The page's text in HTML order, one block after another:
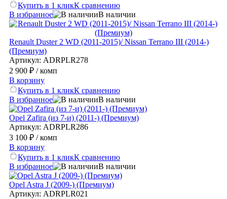
Купить в 1 кликК сравнению
В избранное
В наличии
Renault Duster 2 WD (2011-2015)/ Nissan Terrano III (2014-)
(Премиум)
Артикул: ADRPLR278
2 900 ₽ / комп
В корзину
Купить в 1 кликК сравнению
В избранное
В наличии
Opel Zafira (из 7-и) (2011-) (Премиум)
Артикул: ADRPLR286
3 100 ₽ / комп
В корзину
Купить в 1 кликК сравнению
В избранное
В наличии
Opel Astra J (2009-) (Премиум)
Артикул: ADRPLR021